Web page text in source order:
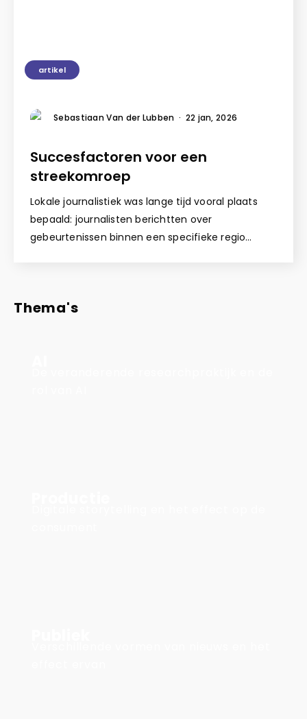
artikel
Sebastiaan Van der Lubben · 22 jan, 2026
Succesfactoren voor een
streekomroep
Lokale journalistiek was lange tijd vooral plaats
bepaald: journalisten berichtten over
gebeurtenissen binnen een specifieke regio…
Thema's